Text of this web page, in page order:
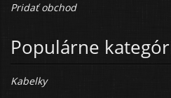
Pridať obchod
Populárne
Kabelky